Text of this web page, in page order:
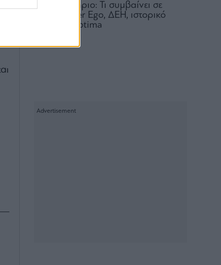
Χρηματιστήριο: Τι συμβαίνει σε
Metlen, Αlter Ego, ΔΕΗ, ιστορικό
υψηλό η Optima